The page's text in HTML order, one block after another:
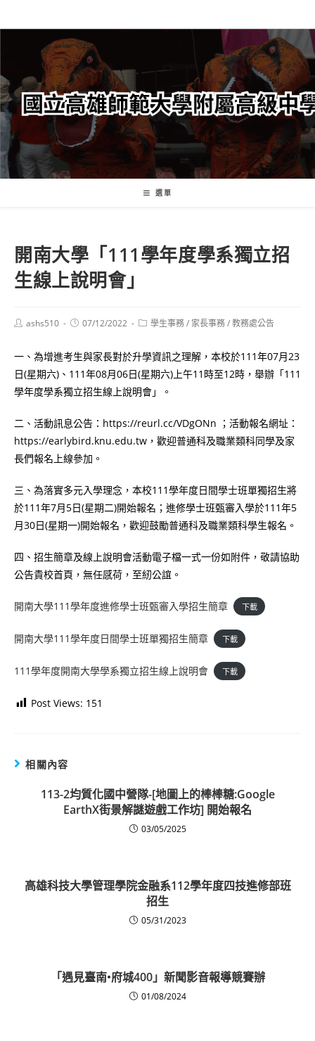
轉
要
內
容
選單
開南大學「111學年度學系獨立招
生線上說明會」
Postashs510
Post07/12/2022
Post學生事務/ 家長事務/教務處公告
一、為增進考生與家長對於升學資訊之理解，本校於111年07月23
日(星期六)、111年08月06日(星期六)上午11時至12時，舉辦「111
學年度學系獨立招生線上說明會」。
二、活動訊息公告：https://reurl.cc/VDgONn ；活動報名網址：
https://earlybird.knu.edu.tw，歡迎普通科及職業類科同學及家
長們報名上線參加。
三、為落實多元入學理念，本校111學年度日間學士班單獨招生將
於111年7月5日(星期二)開始報名；進修學士班甄審入學於111年5
月30日(星期一)開始報名，歡迎鼓勵普通科及職業類科學生報名。
四、招生簡章及線上說明會活動電子檔一式一份如附件，敬請協助
公告貴校首頁，無任感荷，至紉公誼。
開南大學111學年度進修學士班甄審入學招生簡章 下載
開南大學111學年度日間學士班單獨招生簡章 下載
111學年度開南大學學系獨立招生線上說明會 下載
Post Views: 151
相關內容
113-2均質化國中營隊-[地圖上的棒棒糖:Google
EarthX街景解謎遊戲工作坊] 開始報名
03/05/2025
高雄科技大學管理學院金融系112學年度四技進修部班
招生
05/31/2023
「遇見臺南•府城400」新聞影音報導競賽辦
01/08/2024